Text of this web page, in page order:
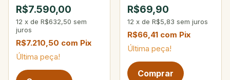
14Lbs 3.5-18g
R$7.590,00
12 x de R$632,50 sem
juros
R$7.210,50 com Pix
Última peça!
Holográfica Dourada
R$69,90
12 x de R$5,83 sem juros
R$66,41 com Pix
Última peça!